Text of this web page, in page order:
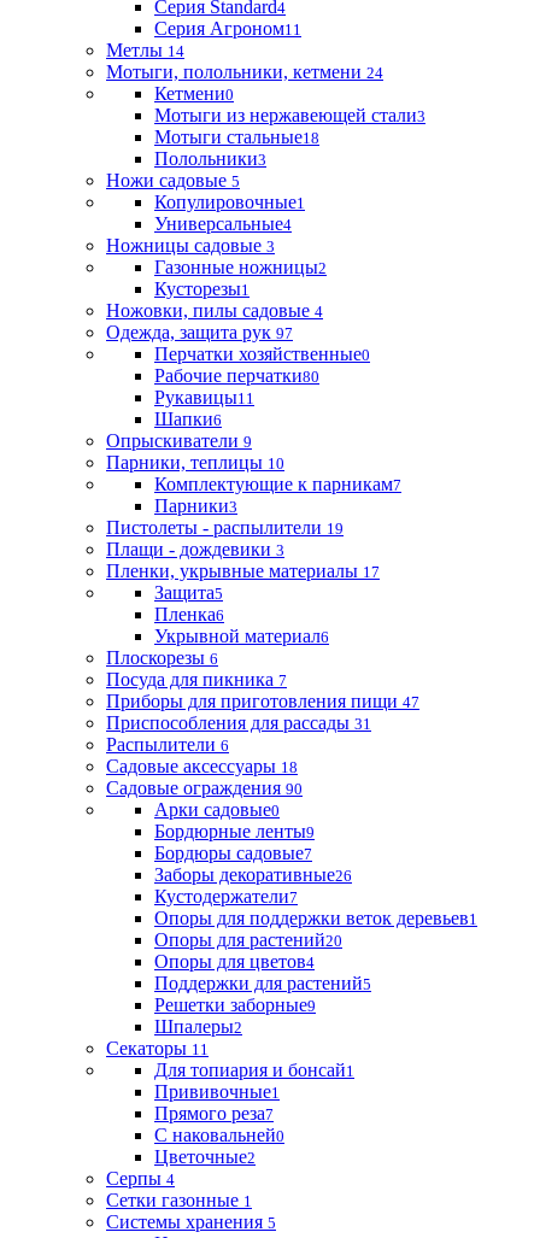
Серия Standard4
Серия Агроном11
Метлы 14
Мотыги, полольники, кетмени 24
Кетмени0
Мотыги из нержавеющей стали3
Мотыги стальные18
Полольники3
Ножи садовые 5
Копулировочные1
Универсальные4
Ножницы садовые 3
Газонные ножницы2
Кусторезы1
Ножовки, пилы садовые 4
Одежда, защита рук 97
Перчатки хозяйственные0
Рабочие перчатки80
Рукавицы11
Шапки6
Опрыскиватели 9
Парники, теплицы 10
Комплектующие к парникам7
Парники3
Пистолеты - распылители 19
Плащи - дождевики 3
Пленки, укрывные материалы 17
Защита5
Пленка6
Укрывной материал6
Плоскорезы 6
Посуда для пикника 7
Приборы для приготовления пищи 47
Приспособления для рассады 31
Распылители 6
Садовые аксессуары 18
Садовые ограждения 90
Арки садовые0
Бордюрные ленты9
Бордюры садовые7
Заборы декоративные26
Кустодержатели7
Опоры для поддержки веток деревьев1
Опоры для растений20
Опоры для цветов4
Поддержки для растений5
Решетки заборные9
Шпалеры2
Секаторы 11
Для топиария и бонсай1
Прививочные1
Прямого реза7
С наковальней0
Цветочные2
Серпы 4
Сетки газонные 1
Системы хранения 5